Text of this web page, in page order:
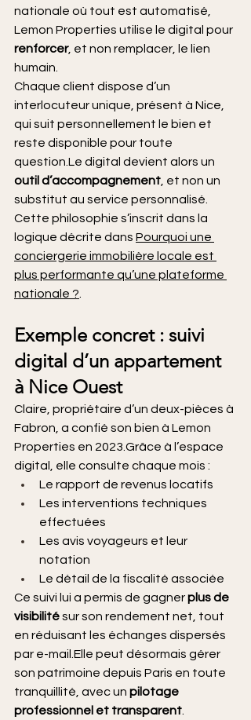
nationale où tout est automatisé,
Lemon Properties utilise le digital pour
renforcer, et non remplacer, le lien
humain.
Chaque client dispose d’un
interlocuteur unique, présent à Nice,
qui suit personnellement le bien et
reste disponible pour toute
question.Le digital devient alors un
outil d’accompagnement , et non un
substitut au service personnalisé.
Cette philosophie s’inscrit dans la
logique décrite dans Pourquoi une
conciergerie immobilière locale est
plus performante qu’une plateforme
nationale ?
Exemple concret : suivi
digital d’un appartement
à Nice Ouest
Claire, propriétaire d’un deux-pièces à
Fabron, a confié son bien à Lemon
Properties en 2023.Grâce à l’espace
digital, elle consulte chaque mois :
Le rapport de revenus locatifs
Les interventions techniques
effectuées
Les avis voyageurs et leur
notation
Le détail de la fiscalité associée
Ce suivi lui a permis de gagner plus de
visibilité sur son rendement net, tout
en réduisant les échanges dispersés
par e-mail.Elle peut désormais gérer
son patrimoine depuis Paris en toute
tranquillité, avec un pilotage
professionnel et transparent